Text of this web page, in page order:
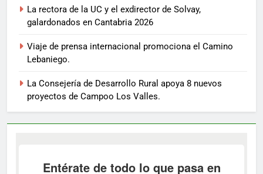
La rectora de la UC y el exdirector de Solvay,
galardonados en Cantabria 2026
Viaje de prensa internacional promociona el Camino
Lebaniego.
La Consejería de Desarrollo Rural apoya 8 nuevos
proyectos de Campoo Los Valles.